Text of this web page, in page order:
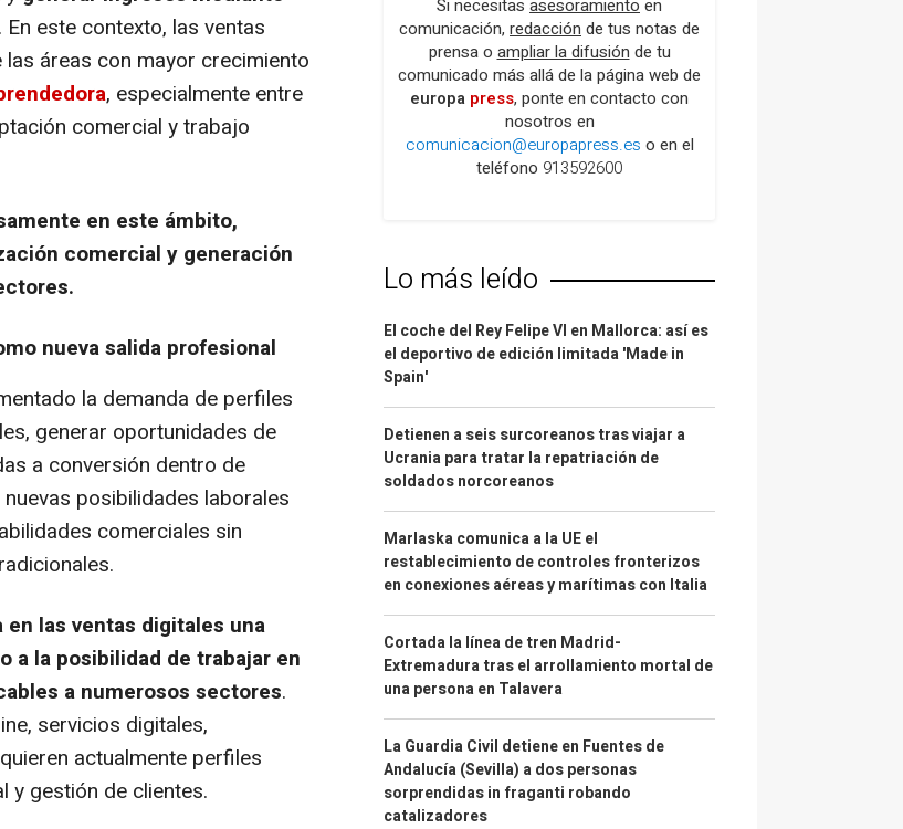
. En este contexto, las ventas
áreas con mayor crecimiento
, especialmente entre
comercial y trabajo
en este ámbito,
comercial y generación
nueva salida profesional
la demanda de perfiles
generar oportunidades de
a conversión dentro de
posibilidades laborales
comerciales sin
las ventas digitales una
a la posibilidad de trabajar en
a numerosos sectores.
, servicios digitales,
actualmente perfiles
y gestión de clientes.
Si necesitas asesoramiento en
comunicación, redacción de tus notas de
prensa o ampliar la difusión de tu
comunicado más allá de la página web de
europa press, ponte en contacto con
nosotros en
comunicacion@europapress.es o en el
teléfono 913592600
Lo más leído
El coche del Rey Felipe VI en Mallorca: así es
el deportivo de edición limitada 'Made in
Spain'
Detienen a seis surcoreanos tras viajar a
Ucrania para tratar la repatriación de
soldados norcoreanos
Marlaska comunica a la UE el
restablecimiento de controles fronterizos
en conexiones aéreas y marítimas con Italia
Cortada la línea de tren Madrid-
Extremadura tras el arrollamiento mortal de
una persona en Talavera
La Guardia Civil detiene en Fuentes de
Andalucía (Sevilla) a dos personas
sorprendidas in fraganti robando
catalizadores